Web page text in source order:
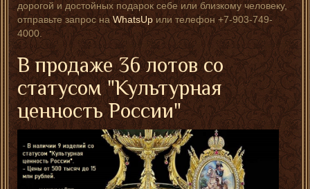
дорогой и достойных подарок себе или близкому человеку,
отправьте запрос наWhatsUpили телефон +7-903-749-
4000.
В продаже 36 лотов со
статусом "Культурная
ценность России"